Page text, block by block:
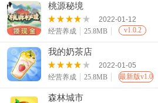
桃源秘境
2022-01-12
经营养成
25.8MB v1.0.2
我的奶茶店
2022-01-05
经营养成
25.8MB 最新版v1.0
森林城市